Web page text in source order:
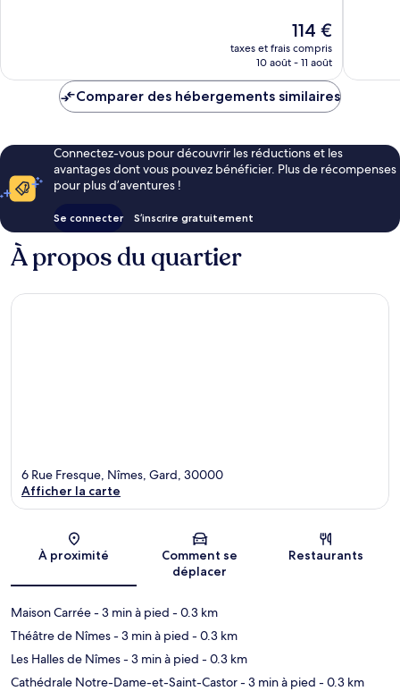
Le
nouveau
prix
de
114 €
taxes et frais compris
10 août - 11 août
Comparer des hébergements similaires
Connectez-vous pour découvrir les réductions et les
avantages dont vous pouvez bénéficier. Plus de récompenses
pour plus d’aventures !
Se connecter S’inscrire gratuitement
À propos du quartier
Carte
6 Rue Fresque, Nîmes, Gard, 30000
Afficher la carte
À proximité
Comment se
déplacer
Restaurants
Maison Carrée- 3 min à pied - 0.3 km
Théâtre de Nîmes- 3 min à pied - 0.3 km
Les Halles de Nîmes- 3 min à pied - 0.3 km
Cathédrale Notre-Dame-et-Saint-Castor- 3 min à pied - 0.3 km